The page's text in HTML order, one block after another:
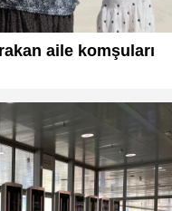
aile komşuları